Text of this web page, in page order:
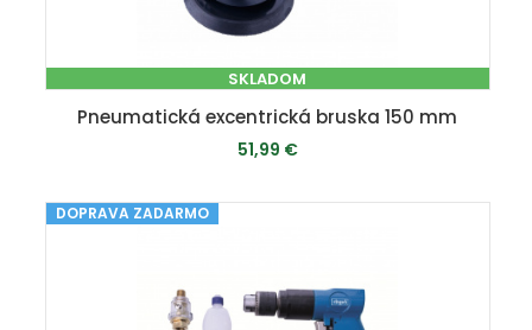
SKLADOM
Pneumatická excentrická bruska 150 mm
51,99 €
PRIDAŤ DO KOŠÍKA
DOPRAVA ZADARMO